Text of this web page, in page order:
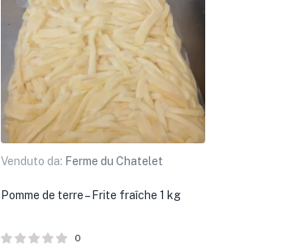
Venduto da: Ferme du Chatelet
Pomme de terre – Frite fraîche 1 kg
0